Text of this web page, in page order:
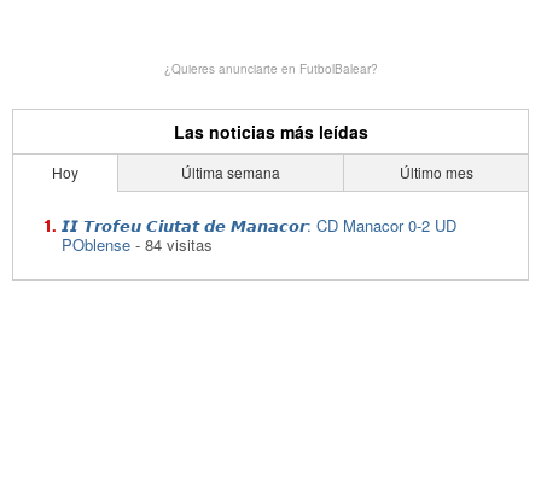
¿Quieres anunciarte en FutbolBalear?
Las noticias más leídas
Hoy Última semana Último mes
𝙄𝙄 𝙏𝙧𝙤𝙛𝙚𝙪 𝘾𝙞𝙪𝙩𝙖𝙩 𝙙𝙚 𝙈𝙖𝙣𝙖𝙘𝙤𝙧: CD Manacor 0-2 UD
POblense - 84 visitas